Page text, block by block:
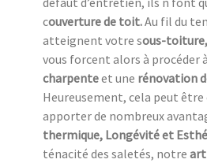
couverture de toit.Au fil du
atteignent votre sous-
vous forcent alors à procéder
charpenteet une rénovation
Heureusement, cela peut
apporter de nombreux
thermique, Longévité et
ténacité des saletés, notre